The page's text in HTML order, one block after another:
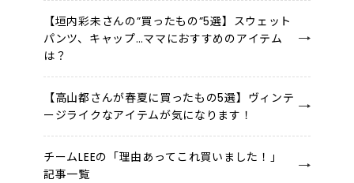
【垣内彩未さんの”買ったもの”5選】スウェット
パンツ、キャップ…ママにおすすめのアイテム
は？
【高山都さんが春夏に買ったもの5選】ヴィンテ
ージライクなアイテムが気になります！
チームLEEの「理由あってこれ買いました！」
記事一覧